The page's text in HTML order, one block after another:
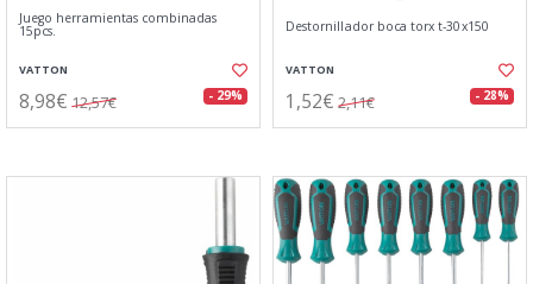
Juego herramientas combinadas
15pcs.
VATTON
8,98€ 12,57€ - 29%
Destornillador boca torx t-30x150
VATTON
1,52€ 2,11€ - 28%